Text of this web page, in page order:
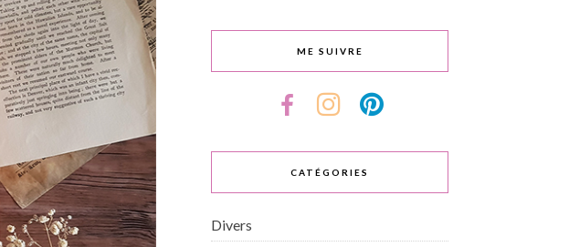
ME SUIVRE
CATÉGORIES
Divers